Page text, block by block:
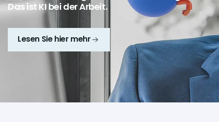
Das ist KI bei der Arbeit.
Lesen Sie hier mehr